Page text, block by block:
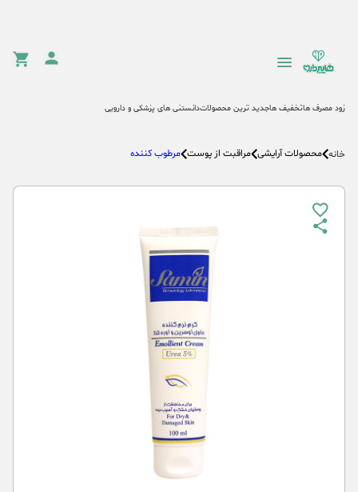
زود مصرف هاتخفیف هاجدید ترین محصولاتدانستنی های پزشکی و دارویی
خانه محصولات آرایشی مراقبت از پوست مرطوب کننده